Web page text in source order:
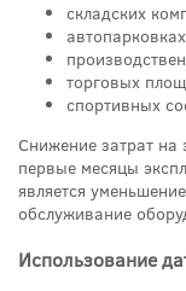
складских
торговых
спортивных
Снижение затрат на
первые месяцы
является
обслуживание
Использование